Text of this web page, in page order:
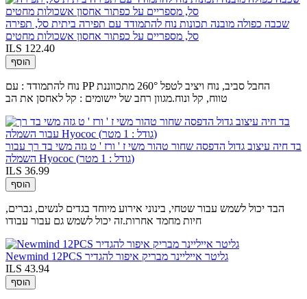
שכבה כפולה מובנה תכונות נוח להתמודד עם תפירה ביתית סל, תפירה
סל, מספריים על כפתור אחסון אשכולות מחטים
ILS 122.40
הוסף
נוח להתמודד : עם PP החבל סביב, נוח ויציב לטפל 260° מתכווננת
טווח, קל ונוח.מגוון רחב של יישומים : קל לאחסן את הב
בד חיה עיצוב גדול הדפסה שחור טהור משי ז ' ורז ' ט גזה משי בד רך עבור
השמלה Hyococ (גודל : 1 מטר)
ILS 36.99
הוסף
הבד יכול לשמש עבור שטחי, בינוני אירוע מיוחד בגדים לנשים, גברים,
חיות מחמד אחרות.זה יכול לשמש גם עבור עבודו
Newmind 12PCS גליטר אייליינר מבריק איפור להגדיר
ILS 43.94
הוסף